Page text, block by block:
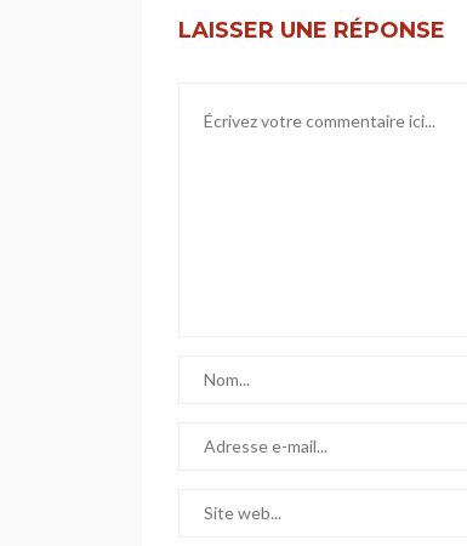
LAISSER UNE RÉPONSE